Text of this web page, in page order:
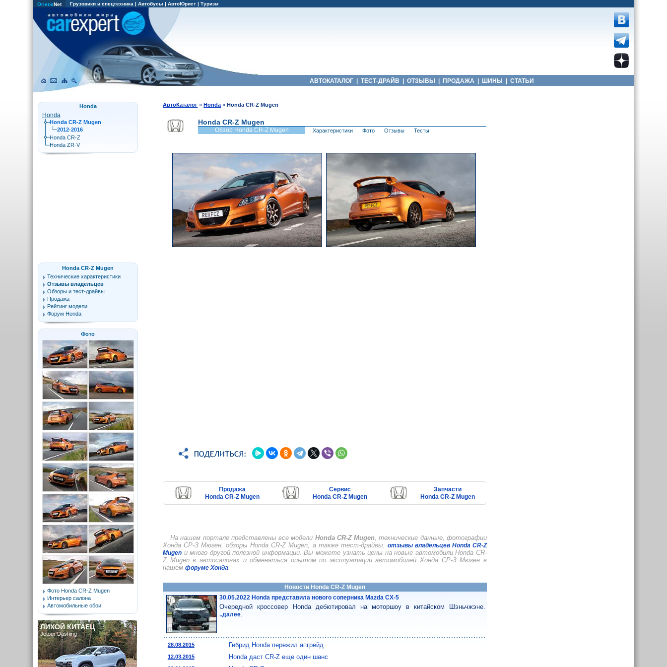
OriensNet Грузовики и спецтехника | Автобусы | АвтоЮрист | Туризм
АВТОКАТАЛОГ ТЕСТ-ДРАЙВ ОТЗЫВЫ ПРОДАЖА ШИНЫ СТАТЬИ
АвтоКаталог »Honda »Honda CR-Z Mugen
Honda CR-Z Mugen
Обзор Honda CR-Z Mugen Характеристики Фото Отзывы Тесты
Продажа
Honda CR-Z Mugen
Сервис
Honda CR-Z Mugen
Запчасти
Honda CR-Z Mugen
На нашем портале представлены все модели Honda CR-Z Mugen, технические данные, фотографии
Хонда СР-З Мюген, обзоры Honda CR-Z Mugen, а также тест-драйвы, отзывы владельцев Honda CR-Z
Mugen и много другой полезной информации. Вы можете узнать цены на новые автомобили Honda CR-
Z Mugen в автосалонах и обменяться опытом по эксплуатации автомобилей Хонда СР-З Мюген в
нашемфоруме Хонда.
Новости Honda CR-Z Mugen
30.05.2022 Honda представила нового соперника Mazda CX-5
Очередной кроссовер Honda дебютировал на моторшоу в китайском Шэньчжэне.
..далее.
28.08.2015 Гибрид Honda пережил апгрейд
12.03.2015 Honda даст CR-Z еще один шанс
Honda
Honda
Honda CR-Z Mugen
2012-2016
Honda CR-Z
Honda ZR-V
Honda CR-Z Mugen
Технические характеристики
Отзывы владельцев
Обзоры и тест-драйвы
Продажа
Рейтинг модели
Форум Honda
Фото
Фото Honda CR-Z Mugen
Интерьер салона
Автомобильные обои
ЛИХОЙ КИТАЕЦ
Jetour Dashing